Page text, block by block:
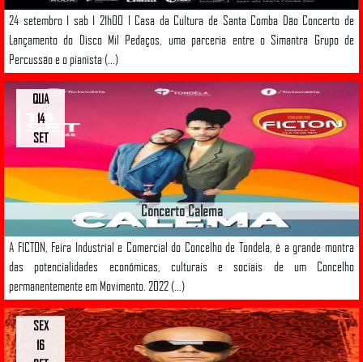
24 setembro I sab I 21h00 I Casa da Cultura de Santa Comba Dão Concerto de
Lançamento do Disco Mil Pedaços, uma parceria entre o Simantra Grupo de
Percussão e o pianista (...)
Concerto Calema
A FICTON, Feira Industrial e Comercial do Concelho de Tondela, é a grande montra
das potencialidades económicas, culturais e sociais de um Concelho
permanentemente em Movimento. 2022 (...)
QUA
14
SET
SEX
16